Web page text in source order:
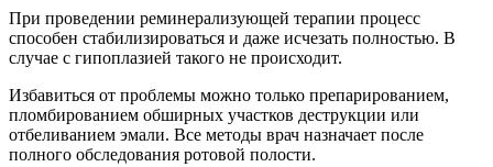
При проведении реминерализующей терапии процесс
способен стабилизироваться и даже исчезать полностью. В
случае с гипоплазией такого не происходит.
Избавиться от проблемы можно только препарированием,
пломбированием обширных участков деструкции или
отбеливанием эмали. Все методы врач назначает после
полного обследования ротовой полости.